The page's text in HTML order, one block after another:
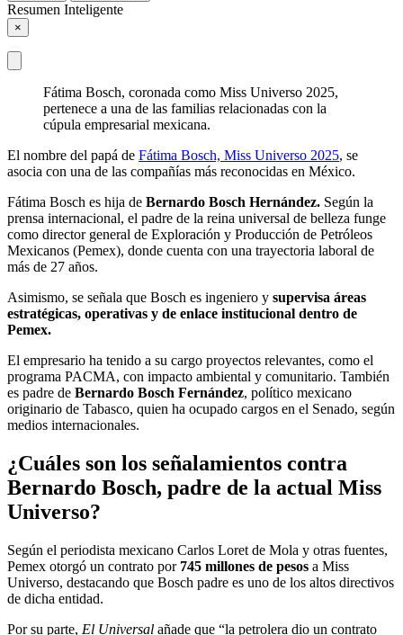
Resumen Inteligente
×
Fátima Bosch, coronada como Miss Universo 2025,
pertenece a una de las familias relacionadas con la
cúpula empresarial mexicana.
El nombre del papá de Fátima Bosch, Miss Universo 2025, se
asocia con una de las compañías más reconocidas en México.
Fátima Bosch es hija de Bernardo Bosch Hernández. Según la
prensa internacional, el padre de la reina universal de belleza funge
como director general de Exploración y Producción de Petróleos
Mexicanos (Pemex), donde cuenta con una trayectoria laboral de
más de 27 años.
Asimismo, se señala que Bosch es ingeniero y supervisa áreas
estratégicas, operativas y de enlace institucional dentro de
Pemex.
El empresario ha tenido a su cargo proyectos relevantes, como el
programa PACMA, con impacto ambiental y comunitario. También
es padre de Bernardo Bosch Fernández, político mexicano
originario de Tabasco, quien ha ocupado cargos en el Senado, según
medios internacionales.
¿Cuáles son los señalamientos contra
Bernardo Bosch, padre de la actual Miss
Universo?
Según el periodista mexicano Carlos Loret de Mola y otras fuentes,
Pemex otorgó un contrato por 745 millones de pesos a Miss
Universo, destacando que Bosch padre es uno de los altos directivos
de dicha entidad.
Por su parte, El Universal añade que “la petrolera dio un contrato